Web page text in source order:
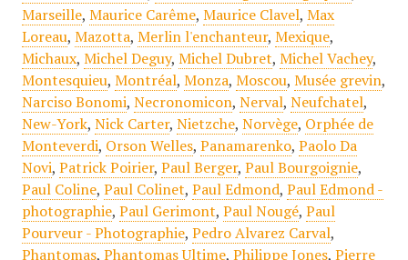
Marseille, Maurice Carême, Maurice Clavel, Max
Loreau, Mazotta, Merlin l'enchanteur, Mexique,
Michaux, Michel Deguy, Michel Dubret, Michel Vachey,
Montesquieu, Montréal, Monza, Moscou, Musée grevin,
Narciso Bonomi, Necronomicon, Nerval, Neufchatel,
New-York, Nick Carter, Nietzche, Norvège, Orphée de
Monteverdi, Orson Welles, Panamarenko, Paolo Da
Novi, Patrick Poirier, Paul Berger, Paul Bourgoignie,
Paul Coline, Paul Colinet, Paul Edmond, Paul Edmond -
photographie, Paul Gerimont, Paul Nougé, Paul
Pourveur - Photographie, Pedro Alvarez Carval,
Phantomas, Phantomas Ultime, Philippe Jones, Pierre